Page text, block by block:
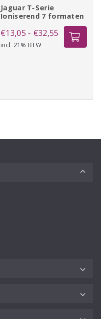
Jaguar T-Serie
Ioniserend 7 formaten
€13,05 - €32,55 Prijsklasse:
€13,05
incl. 21% BTW